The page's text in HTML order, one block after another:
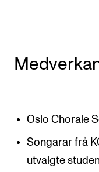
Oslo Chorale
Songarar frå
utvalgte